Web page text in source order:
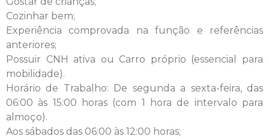
Cozinhar bem;
Experiência comprovada na função e referências
anteriores;
Possuir CNH ativa ou Carro próprio (essencial para
mobilidade).
Horário de Trabalho: De segunda a sexta-feira, das
06:00 às 15:00 horas (com 1 hora de intervalo para
almoço).
Aos sábados das 06:00 às 12:00 horas;